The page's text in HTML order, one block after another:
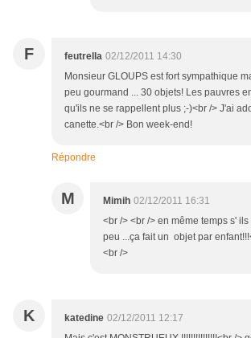
F feutrella 02/12/2011 14:30
Monsieur GLOUPS est fort sympathique
peu gourmand ... 30 objets! Les pauvres
qu'ils ne se rappellent plus ;-)<br /> J'ai
canette.<br /> Bon week-end!
Répondre
M Mimih 02/12/2011 16:31
<br /> <br /> en même temps s'
peu ...ça fait un objet par
<br />
K katedine 02/12/2011 12:17